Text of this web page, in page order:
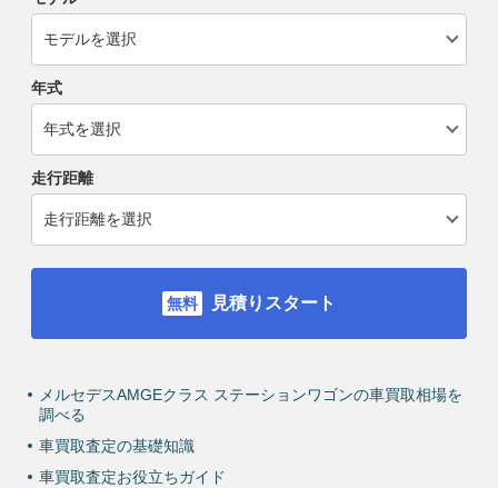
年式
走行距離
見積りスタート
メルセデスAMGEクラス ステーションワゴンの車買取相場を
調べる
車買取査定の基礎知識
車買取査定お役立ちガイド